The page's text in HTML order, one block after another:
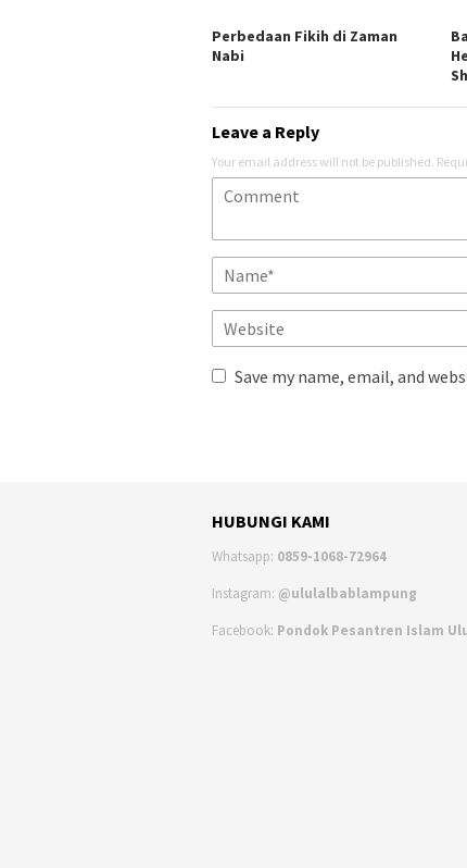
Perbedaan Fikih di Zaman
Nabi
Leave a Reply
Your email address will not be published.
Save my name, email, and
HUBUNGI KAMI
Whatsapp: 0859-1068-72964
Instagram: @ululalbablampung
Facebook: Pondok Pesantren Islam